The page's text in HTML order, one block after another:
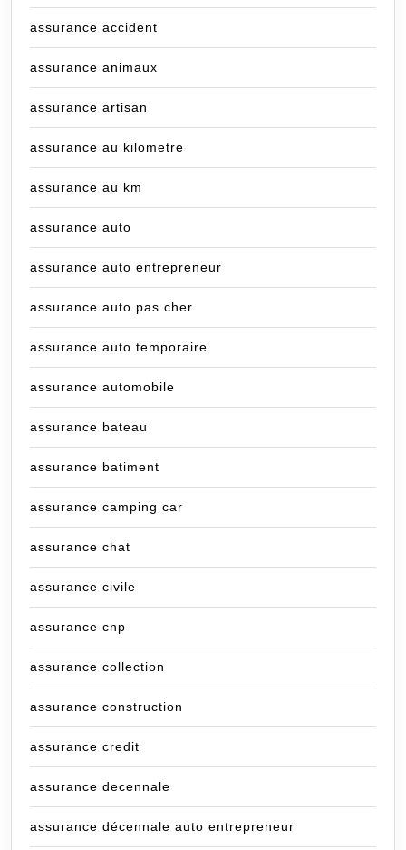
assurance accident
assurance animaux
assurance artisan
assurance au kilometre
assurance au km
assurance auto
assurance auto entrepreneur
assurance auto pas cher
assurance auto temporaire
assurance automobile
assurance bateau
assurance batiment
assurance camping car
assurance chat
assurance civile
assurance cnp
assurance collection
assurance construction
assurance credit
assurance decennale
assurance décennale auto entrepreneur